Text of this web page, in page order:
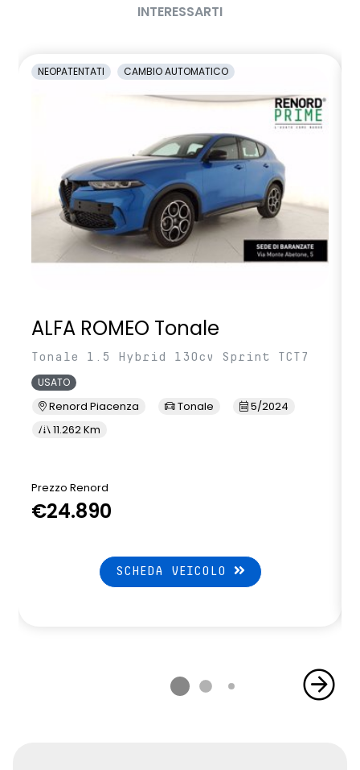
INTERESSARTI
NEOPATENTATI CAMBIO AUTOMATICO
ALFA ROMEO Tonale
Tonale 1.5 Hybrid 130cv Sprint TCT7
USATO
Renord Piacenza Tonale
5/2024
11.262 Km
Prezzo Renord
€24.890
SCHEDA VEICOLO